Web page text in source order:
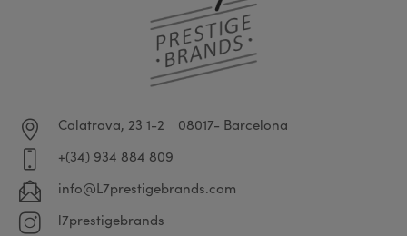
Calatrava, 23 1-2
08017- Barcelona
+(34) 934 884 809
info@L7prestigebrands.com
l7prestigebrands